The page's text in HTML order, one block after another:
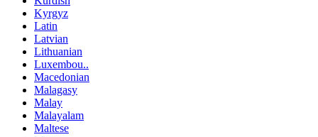
Kyrgyz
Latin
Latvian
Lithuanian
Luxembou..
Macedonian
Malagasy
Malay
Malayalam
Maltese